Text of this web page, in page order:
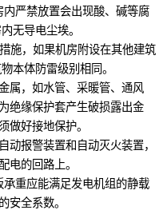
严禁放置会出现酸、碱等腐
无导电尘埃。
施，如果机房附设在其他建筑
本体防雷级别相同。
属，如水管、采暖管、通风
绝缘保护套产生破损露出金
做好接地保护。
动报警装置和自动灭火装置，
电的回路上。
重应能满足发电机组的静载
安全系数。